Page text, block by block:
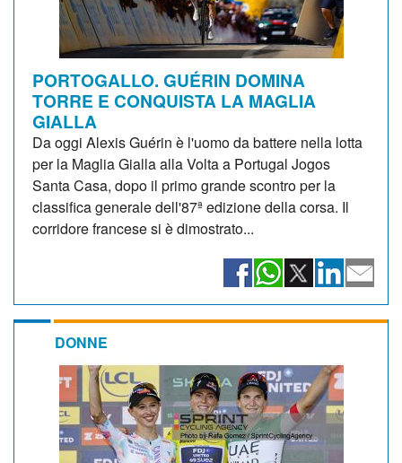
PORTOGALLO. GUÉRIN DOMINA
TORRE E CONQUISTA LA MAGLIA
GIALLA
Da oggi Alexis Guérin è l'uomo da battere nella lotta
per la Maglia Gialla alla Volta a Portugal Jogos
Santa Casa, dopo il primo grande scontro per la
classifica generale dell'87ª edizione della corsa. Il
corridore francese si è dimostrato...
DONNE